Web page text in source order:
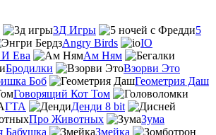
3Д Игры
5
Angry Birds
IO
Ева
Ам Ням
Бродилки
Взорви Это
Боб
Геометрия Даш
Говорящий Кот Том
ГТА
Денди 8 bit
Про Животных
Зума
Бабушка
Змейка